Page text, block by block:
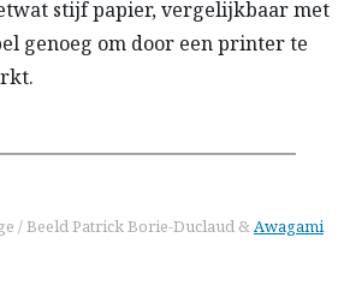
stijf papier, vergelijkbaar met
genoeg om door een printer te
/ Beeld Patrick Borie-Duclaud &Awagami